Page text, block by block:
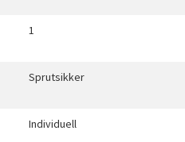
1
Sprutsikker
Individuell